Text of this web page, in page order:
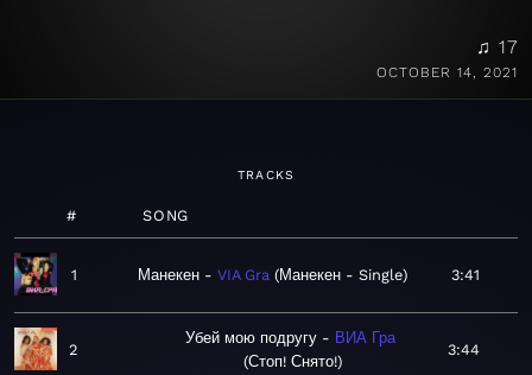
♫ 17
OCTOBER 14, 2021
TRACKS
# SONG
1 Манекен VIA Gra Манекен - Single 3:41
2
Убей мою подругу
ВИА Гра
Стоп! Снято!
3:44